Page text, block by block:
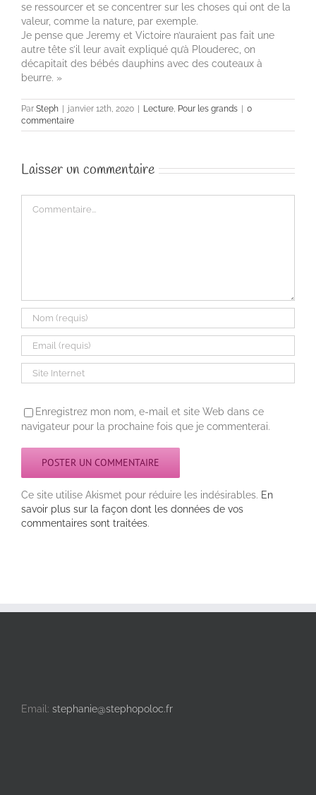
se ressourcer et se concentrer sur les choses qui ont de la
valeur, comme la nature, par exemple.
Je pense que Jeremy et Victoire n’auraient pas fait une
autre tête s’il leur avait expliqué qu’à Plouderec, on
décapitait des bébés dauphins avec des couteaux à
beurre. »
Par Steph janvier 12th, 2020 Lecture, Pour les grands
0
commentaire
Laisser un commentaire
Enregistrez mon nom, e-mail et site Web dans ce
navigateur pour la prochaine fois que je commenterai.
Ce site utilise Akismet pour réduire les indésirables. En
savoir plus sur la façon dont les données de vos
commentaires sont traitées.
Email: stephanie@stephopoloc.fr